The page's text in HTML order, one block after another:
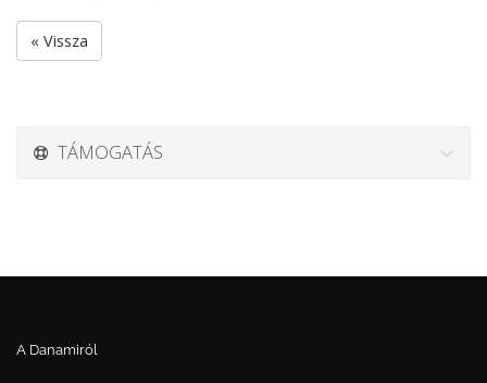
« Vissza
TÁMOGATÁS
A Danamiról